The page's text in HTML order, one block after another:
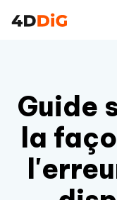
Guide
la